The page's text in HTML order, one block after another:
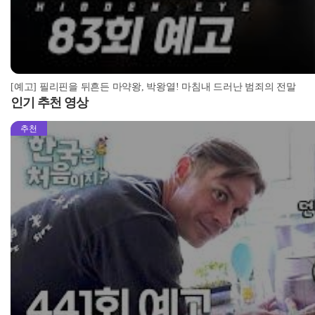
[예고] 필리핀을 뒤흔든 마약왕, 박왕열! 마침내 드러난 범죄의 전말
인기 추천 영상
추천